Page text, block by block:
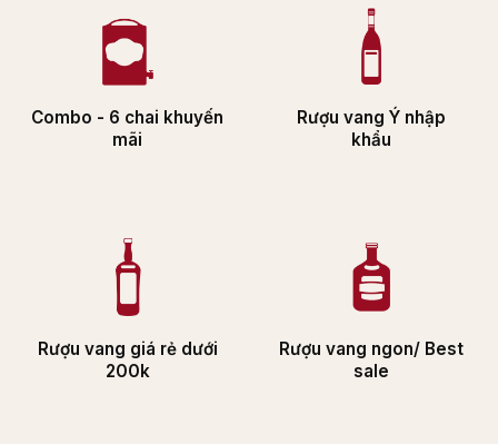
Combo - 6 chai khuyến
mãi
Rượu vang Ý nhập
khẩu
Rượu vang giá rẻ dưới
200k
Rượu vang ngon/ Best
sale